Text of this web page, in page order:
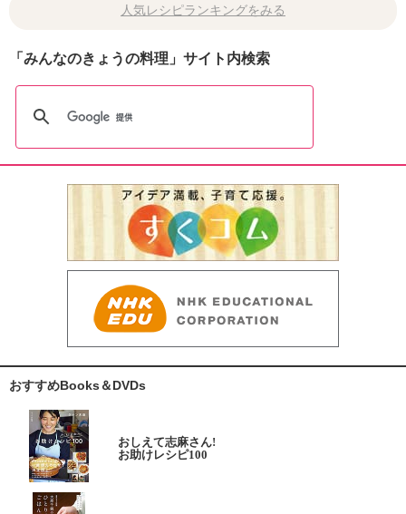
人気レシピランキングをみる
「みんなのきょうの料理」サイト内検索
おすすめBooks＆DVDs
おしえて志麻さん!
お助けレシピ100